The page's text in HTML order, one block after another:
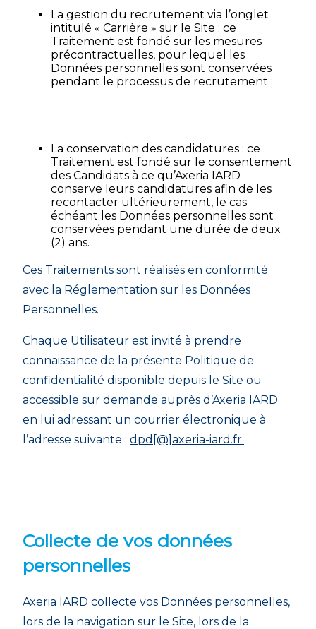
La gestion du recrutement via l’onglet
intitulé « Carrière » sur le Site : ce
Traitement est fondé sur les mesures
précontractuelles, pour lequel les
Données personnelles sont conservées
pendant le processus de recrutement ;
La conservation des candidatures : ce
Traitement est fondé sur le consentement
des Candidats à ce qu’Axeria IARD
conserve leurs candidatures afin de les
recontacter ultérieurement, le cas
échéant les Données personnelles sont
conservées pendant une durée de deux
(2) ans.
Ces Traitements sont réalisés en conformité
avec la Réglementation sur les Données
Personnelles.
Chaque Utilisateur est invité à prendre
connaissance de la présente Politique de
confidentialité disponible depuis le Site ou
accessible sur demande auprès d’Axeria IARD
en lui adressant un courrier électronique à
l’adresse suivante : dpd[@]axeria-iard.fr.
Collecte de vos données
personnelles
Axeria IARD collecte vos Données personnelles,
lors de la navigation sur le Site, lors de la